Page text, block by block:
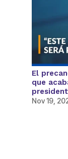
El
que
Nov 19,